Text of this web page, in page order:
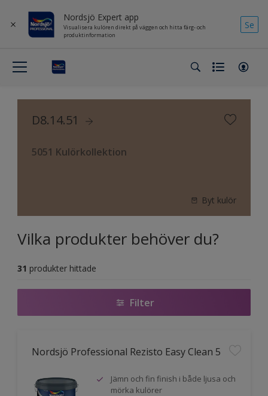
Nordsjö Expert app
Visualisera kulören direkt på väggen och hitta färg- och
produktinformation
Se
D8.14.51
5051 Kulörkollektion
Byt kulör
Vilka produkter behöver du?
31 produkter hittade
Filter
Nordsjö Professional Rezisto Easy Clean 5
Jämn och fin finish i både ljusa och
mörka kulörer